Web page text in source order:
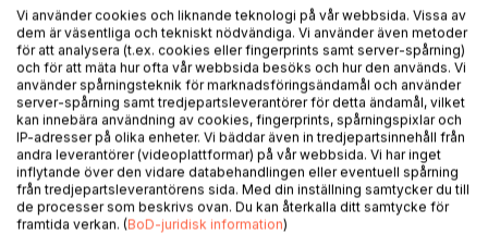
Lägg till i kom-ihåglista
Recensera titel
BESKRIVNING
Vi använder cookies och liknande teknologi på vår webbsida. Vissa av
dem är väsentliga och tekniskt nödvändiga. Vi använder även metoder
för att analysera (t.ex. cookies eller fingerprints samt server-spårning)
och för att mäta hur ofta vår webbsida besöks och hur den används. Vi
använder spårningsteknik för marknadsföringsändamål och använder
server-spårning samt tredjepartsleverantörer för detta ändamål, vilket
kan innebära användning av cookies, fingerprints, spårningspixlar och
IP-adresser på olika enheter. Vi bäddar även in tredjepartsinnehåll från
andra leverantörer (videoplattformar) på vår webbsida. Vi har inget
inflytande över den vidare databehandlingen eller eventuell spårning
från tredjepartsleverantörens sida. Med din inställning samtycker du till
de processer som beskrivs ovan. Du kan återkalla ditt samtycke för
framtida verkan. (BoD-juridisk information)